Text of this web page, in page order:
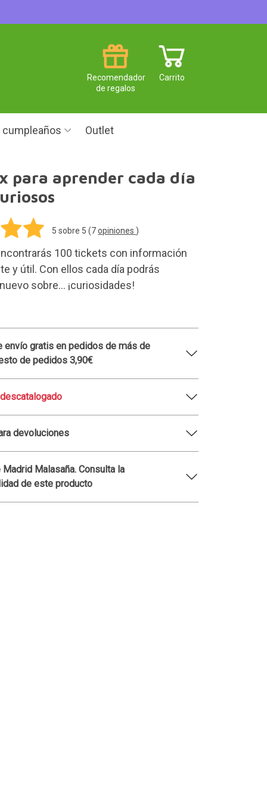
Carrito
Recomendador
de regalos
cumpleaños Outlet
para aprender cada día
5 sobre 5 (7 opiniones )
100 tickets con información
y útil. Con ellos cada día podrás
sobre... ¡curiosidades!
envío gratis en pedidos de más de
de pedidos 3,90€
devoluciones
Madrid Malasaña. Consulta la
de este producto